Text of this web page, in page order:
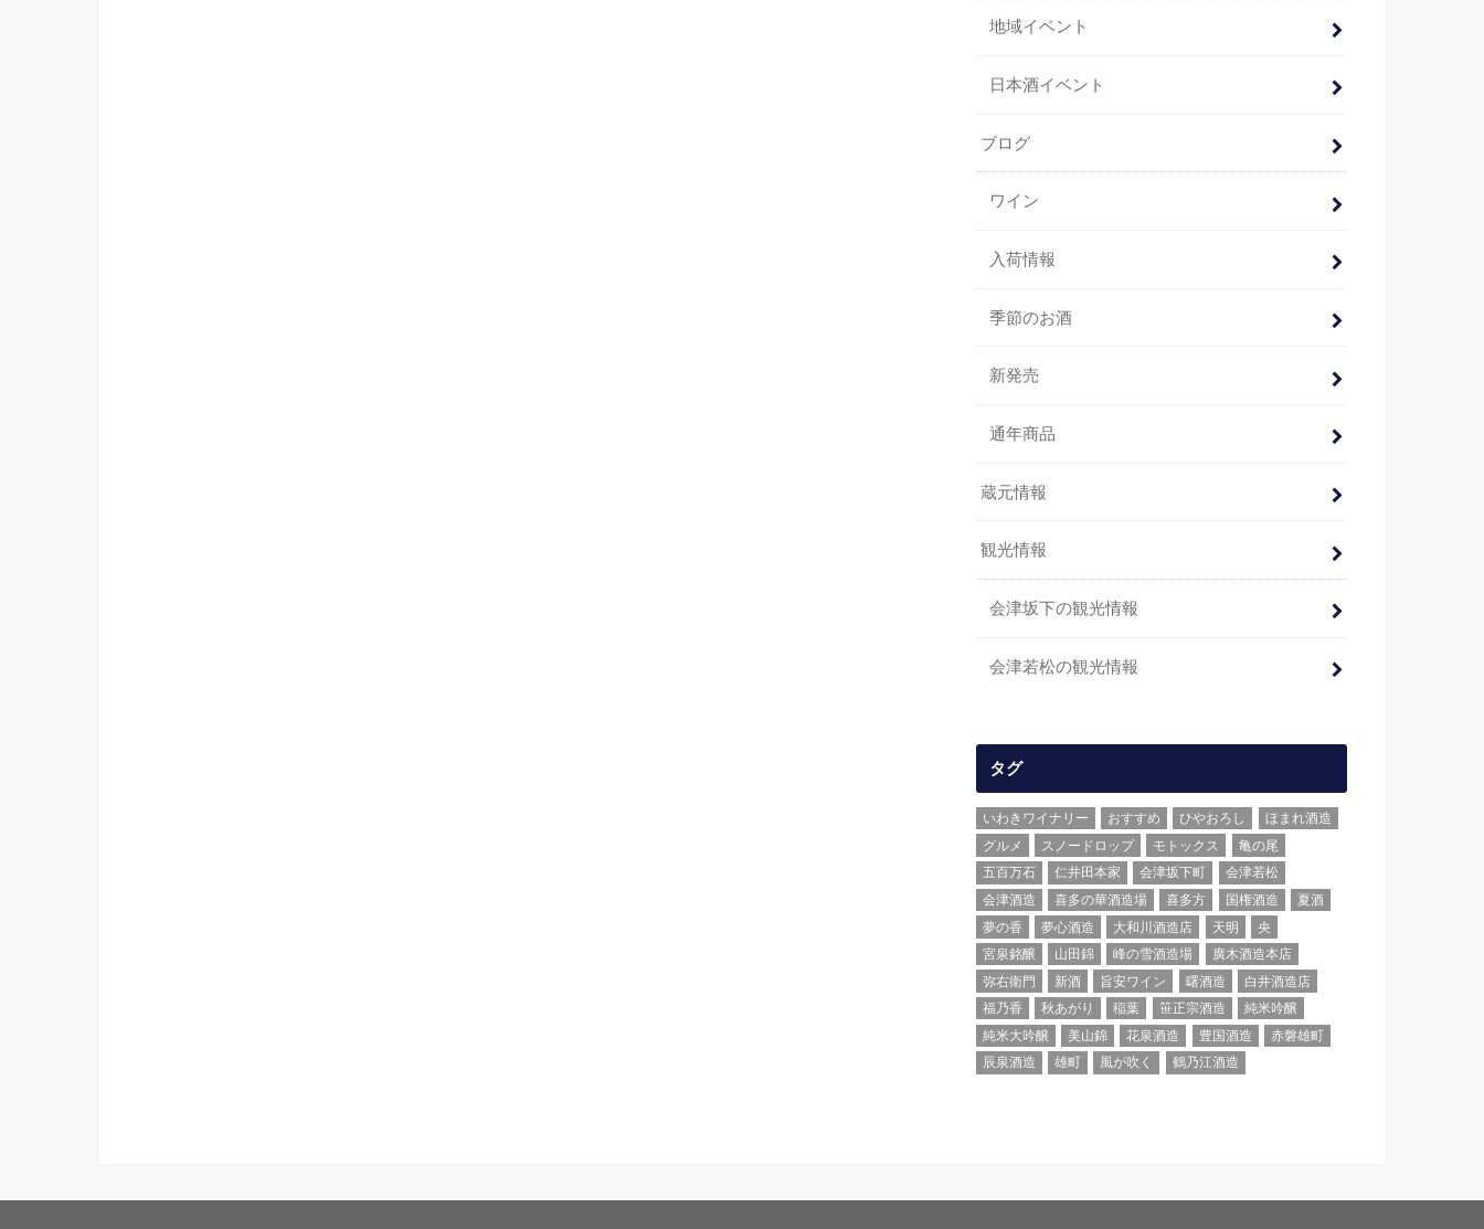
地域イベント
日本酒イベント
ブログ
ワイン
入荷情報
季節のお酒
新発売
通年商品
蔵元情報
観光情報
会津坂下の観光情報
会津若松の観光情報
タグ
いわきワイナリー おすすめ ひやおろし
ほまれ酒造
グルメ
スノードロップ モトックス
亀の尾
五百万石
仁井田本家 会津坂下町
会津若松
会津酒造
喜多の華酒造場 喜多方 国権酒造
夏酒
夢の香
夢心酒造 大和川酒造店 天明
央
宮泉銘醸
山田錦 峰の雪酒造場
廣木酒造本店
弥右衛門
新酒 旨安ワイン 曙酒造
白井酒造店
福乃香
秋あがり 稲葉 笹正宗酒造
純米吟醸
純米大吟醸
美山錦 花泉酒造 豊国酒造
赤磐雄町
辰泉酒造
雄町 風が吹く 鶴乃江酒造